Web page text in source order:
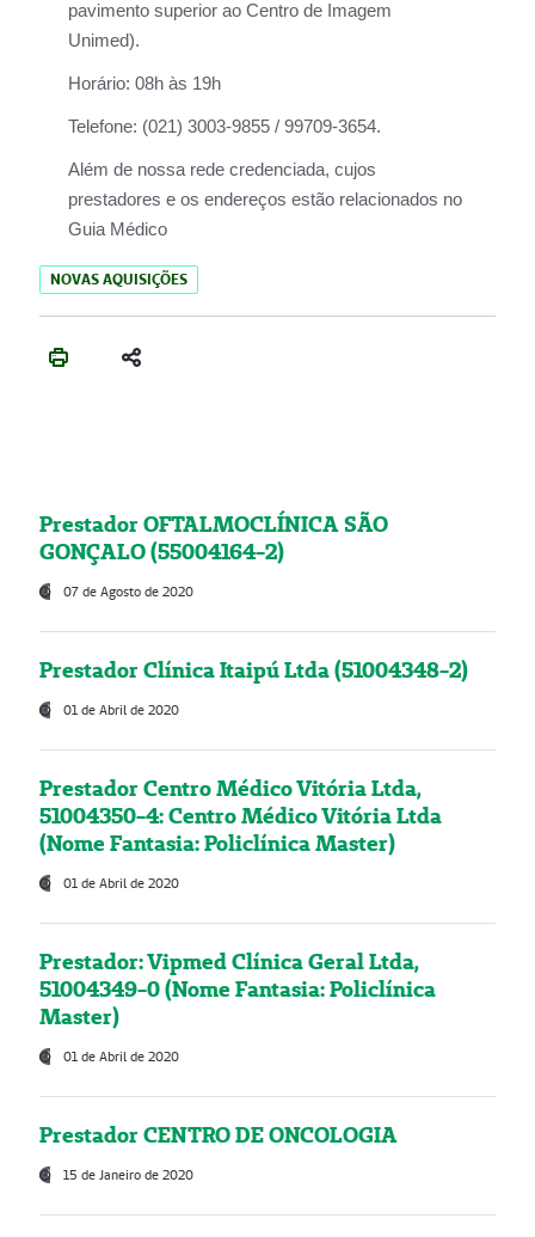
pavimento superior ao Centro de Imagem
Unimed).
Horário: 08h às 19h
Telefone: (021) 3003-9855 / 99709-3654.
Além de nossa rede credenciada, cujos
prestadores e os endereços estão relacionados no
Guia Médico
NOVAS AQUISIÇÕES
Prestador OFTALMOCLÍNICA SÃO
GONÇALO (55004164-2)
07 de Agosto de 2020
Prestador Clínica Itaipú Ltda (51004348-2)
01 de Abril de 2020
Prestador Centro Médico Vitória Ltda,
51004350-4: Centro Médico Vitória Ltda
(Nome Fantasia: Policlínica Master)
01 de Abril de 2020
Prestador: Vipmed Clínica Geral Ltda,
51004349-0 (Nome Fantasia: Policlínica
Master)
01 de Abril de 2020
Prestador CENTRO DE ONCOLOGIA
15 de Janeiro de 2020